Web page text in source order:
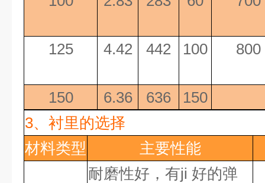
125 4.42 442 100 800
150 6.36 636
150
3、 衬里的选择
材料类型
主要性能
耐磨性好，有ji 好的弹